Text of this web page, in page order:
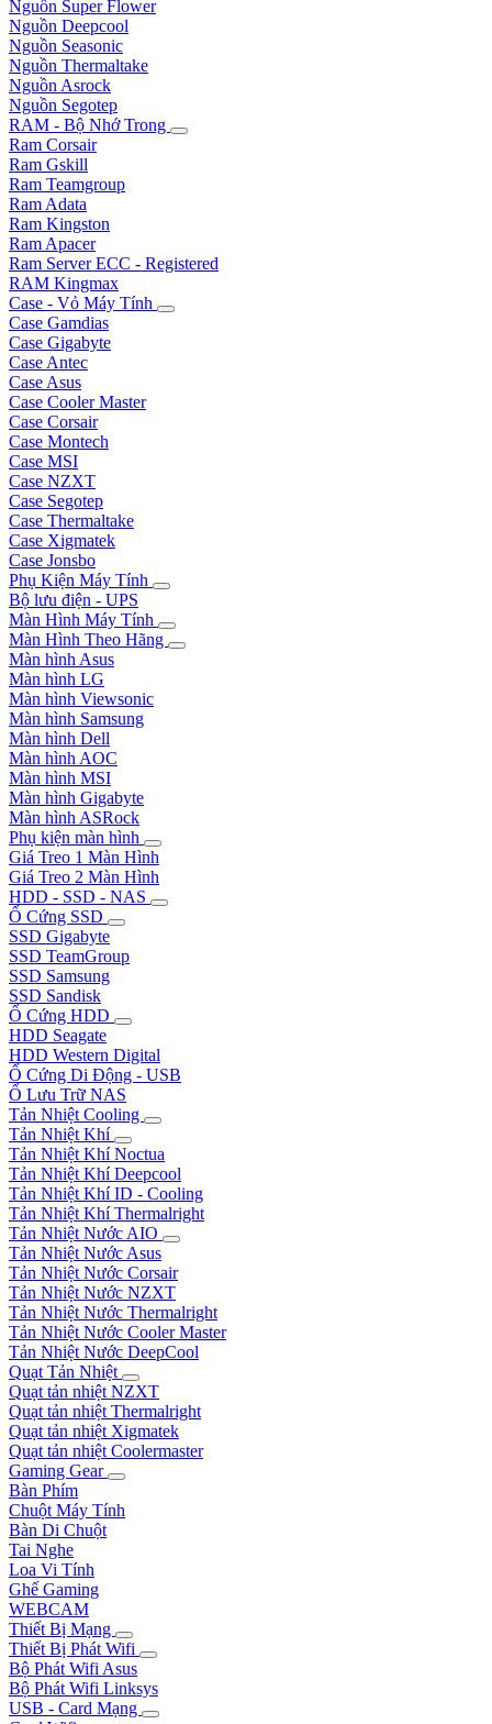
Nguồn Super Flower
Nguồn Deepcool
Nguồn Seasonic
Nguồn Thermaltake
Nguồn Asrock
Nguồn Segotep
RAM - Bộ Nhớ Trong
Ram Corsair
Ram Gskill
Ram Teamgroup
Ram Adata
Ram Kingston
Ram Apacer
Ram Server ECC - Registered
RAM Kingmax
Case - Vỏ Máy Tính
Case Gamdias
Case Gigabyte
Case Antec
Case Asus
Case Cooler Master
Case Corsair
Case Montech
Case MSI
Case NZXT
Case Segotep
Case Thermaltake
Case Xigmatek
Case Jonsbo
Phụ Kiện Máy Tính
Bộ lưu điện - UPS
Màn Hình Máy Tính
Màn Hình Theo Hãng
Màn hình Asus
Màn hình LG
Màn hình Viewsonic
Màn hình Samsung
Màn hình Dell
Màn hình AOC
Màn hình MSI
Màn hình Gigabyte
Màn hình ASRock
Phụ kiện màn hình
Giá Treo 1 Màn Hình
Giá Treo 2 Màn Hình
HDD - SSD - NAS
Ổ Cứng SSD
SSD Gigabyte
SSD TeamGroup
SSD Samsung
SSD Sandisk
Ổ Cứng HDD
HDD Seagate
HDD Western Digital
Ổ Cứng Di Động - USB
Ổ Lưu Trữ NAS
Tản Nhiệt Cooling
Tản Nhiệt Khí
Tản Nhiệt Khí Noctua
Tản Nhiệt Khí Deepcool
Tản Nhiệt Khí ID - Cooling
Tản Nhiệt Khí Thermalright
Tản Nhiệt Nước AIO
Tản Nhiệt Nước Asus
Tản Nhiệt Nước Corsair
Tản Nhiệt Nước NZXT
Tản Nhiệt Nước Thermalright
Tản Nhiệt Nước Cooler Master
Tản Nhiệt Nước DeepCool
Quạt Tản Nhiệt
Quạt tản nhiệt NZXT
Quạt tản nhiệt Thermalright
Quạt tản nhiệt Xigmatek
Quạt tản nhiệt Coolermaster
Gaming Gear
Bàn Phím
Chuột Máy Tính
Bàn Di Chuột
Tai Nghe
Loa Vi Tính
Ghế Gaming
WEBCAM
Thiết Bị Mạng
Thiết Bị Phát Wifi
Bộ Phát Wifi Asus
Bộ Phát Wifi Linksys
USB - Card Mạng